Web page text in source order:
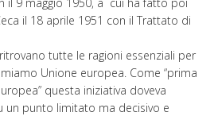
il 18 aprile 1951 con il Trattato di
tutte le ragioni essenziali per
Unione europea. Come “prima
questa iniziativa doveva
un punto limitato ma decisivo e